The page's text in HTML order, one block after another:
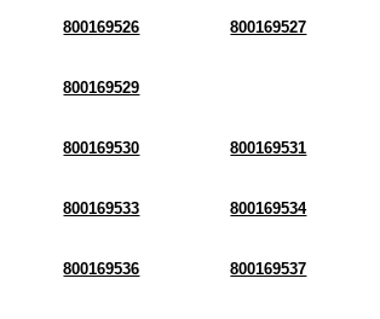
800169526 800169527
800169529
800169530 800169531
800169533 800169534
800169536 800169537